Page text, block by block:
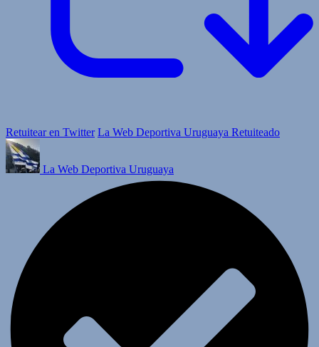
Retuitear en Twitter La Web Deportiva Uruguaya Retuiteado
La Web Deportiva Uruguaya